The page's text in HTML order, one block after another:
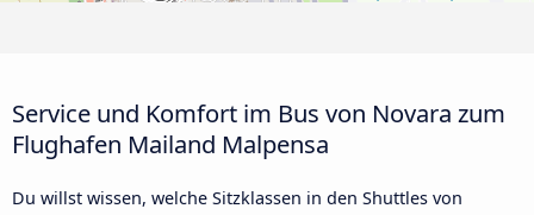
Service und Komfort im Bus von Novara zum
Flughafen Mailand Malpensa
Du willst wissen, welche Sitzklassen in den Shuttles von